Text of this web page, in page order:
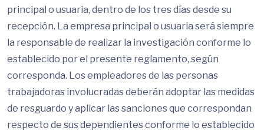
principal o usuaria, dentro de los tres días desde su
recepción. La empresa principal o usuaria será siempre
la responsable de realizar la investigación conforme lo
establecido por el presente reglamento, según
corresponda. Los empleadores de las personas
trabajadoras involucradas deberán adoptar las medidas
de resguardo y aplicar las sanciones que correspondan
respecto de sus dependientes conforme lo establecido